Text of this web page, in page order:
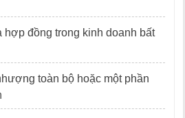
hợp đồng trong kinh doanh bất
toàn bộ hoặc một phần